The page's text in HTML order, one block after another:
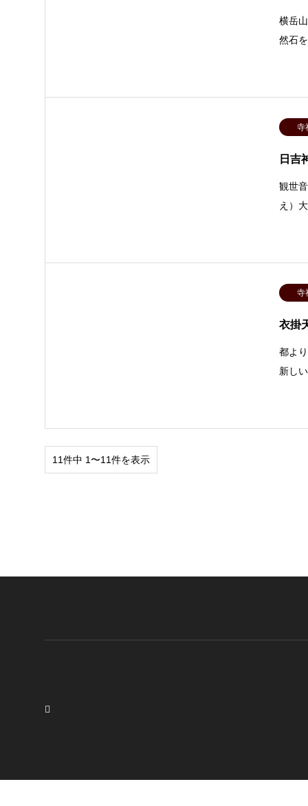
横岳
然石
寺
日吉
観世
え）
寺
衣掛
都よ
新し
11件中 1〜11件を表示